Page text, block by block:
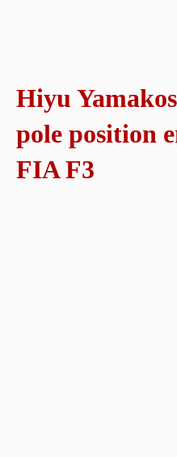
Hiyu
pole position
FIA F3